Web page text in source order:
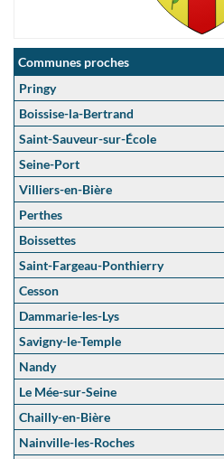
Communes proches
Pringy
Boissise-la-Bertrand
Saint-Sauveur-sur-École
Seine-Port
Villiers-en-Bière
Perthes
Boissettes
Saint-Fargeau-Ponthierry
Cesson
Dammarie-les-Lys
Savigny-le-Temple
Nandy
Le Mée-sur-Seine
Chailly-en-Bière
Nainville-les-Roches